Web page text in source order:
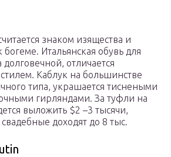
знаком изящества и
Итальянская обувь для
отличается
Каблук на большинстве
типа, украшается тиснеными
гирляндами. За туфли на
выложить $2 –3 тысячи,
доходят до 8 тыс.